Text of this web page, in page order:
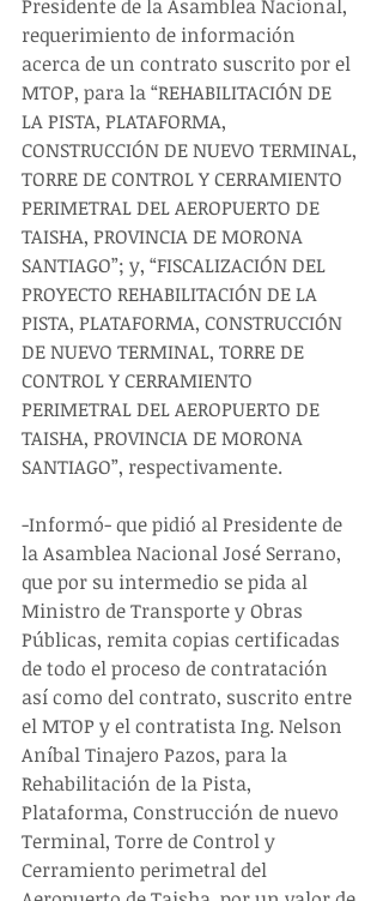
Presidente de la Asamblea Nacional,
requerimiento de información
acerca de un contrato suscrito por el
MTOP, para la “REHABILITACIÓN DE
LA PISTA, PLATAFORMA,
CONSTRUCCIÓN DE NUEVO TERMINAL,
TORRE DE CONTROL Y CERRAMIENTO
PERIMETRAL DEL AEROPUERTO DE
TAISHA, PROVINCIA DE MORONA
SANTIAGO”; y, “FISCALIZACIÓN DEL
PROYECTO REHABILITACIÓN DE LA
PISTA, PLATAFORMA, CONSTRUCCIÓN
DE NUEVO TERMINAL, TORRE DE
CONTROL Y CERRAMIENTO
PERIMETRAL DEL AEROPUERTO DE
TAISHA, PROVINCIA DE MORONA
SANTIAGO”, respectivamente.
-Informó- que pidió al Presidente de
la Asamblea Nacional José Serrano,
que por su intermedio se pida al
Ministro de Transporte y Obras
Públicas, remita copias certificadas
de todo el proceso de contratación
así como del contrato, suscrito entre
el MTOP y el contratista Ing. Nelson
Aníbal Tinajero Pazos, para la
Rehabilitación de la Pista,
Plataforma, Construcción de nuevo
Terminal, Torre de Control y
Cerramiento perimetral del